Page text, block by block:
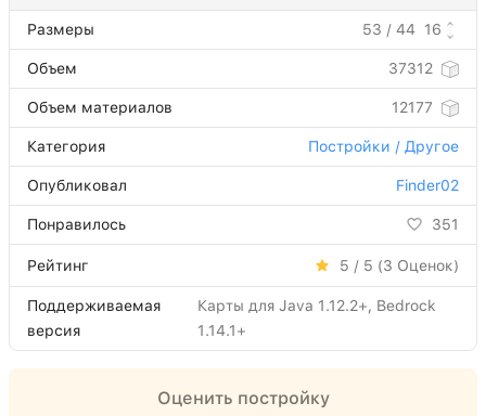
Размеры 53 / 44 16
Объем 37312
Объем материалов 12177
Категория Постройки / Другое
Опубликовал Finder02
Понравилось 351
Рейтинг 5 / 5 (3 Оценок)
Поддерживаемая
версия
Карты для Java 1.12.2+, Bedrock
1.14.1+
Оценить постройку